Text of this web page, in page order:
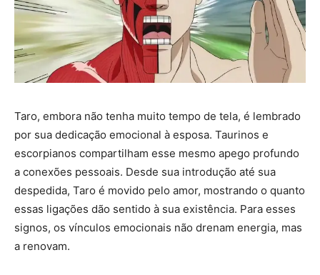
Taro, embora não tenha muito tempo de tela, é lembrado
por sua dedicação emocional à esposa. Taurinos e
escorpianos compartilham esse mesmo apego profundo
a conexões pessoais. Desde sua introdução até sua
despedida, Taro é movido pelo amor, mostrando o quanto
essas ligações dão sentido à sua existência. Para esses
signos, os vínculos emocionais não drenam energia, mas
a renovam.